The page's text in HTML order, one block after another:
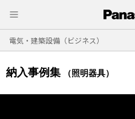
電気・建築設備（ビジネス）
納入事例集 （照明器具）